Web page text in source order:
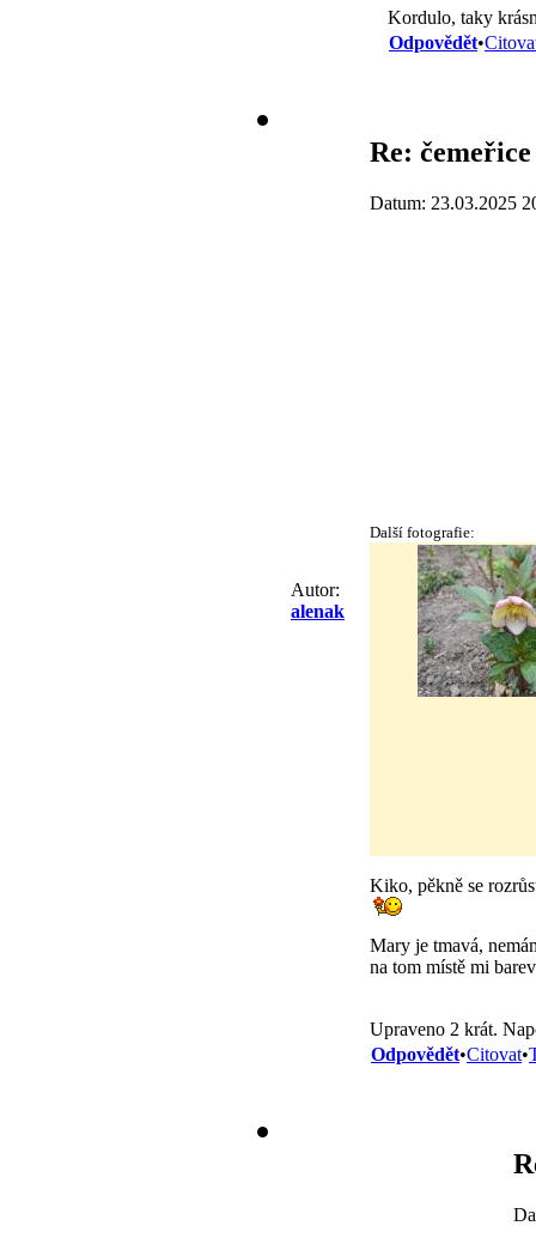
Kordulo, taky
Odpovědět•
Autor:
alenak
Re:
Datum: 23.03.2025
Další fotografie:
Kiko, pěkně se
Mary je tmavá,
na tom místě mi
Upraveno 2 krát.
Odpovědět•Citovat•